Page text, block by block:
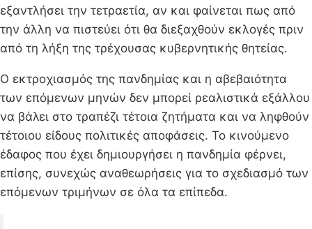
εξαντλήσει την τετραετία, αν και φαίνεται πως από
την άλλη να πιστεύει ότι θα διεξαχθούν εκλογές πριν
από τη λήξη της τρέχουσας κυβερνητικής θητείας.
Ο εκτροχιασμός της πανδημίας και η αβεβαιότητα
των επόμενων μηνών δεν μπορεί ρεαλιστικά εξάλλου
να βάλει στο τραπέζι τέτοια ζητήματα και να ληφθούν
τέτοιου είδους πολιτικές αποφάσεις. Το κινούμενο
έδαφος που έχει δημιουργήσει η πανδημία φέρνει,
επίσης, συνεχώς αναθεωρήσεις για το σχεδιασμό των
επόμενων τριμήνων σε όλα τα επίπεδα.